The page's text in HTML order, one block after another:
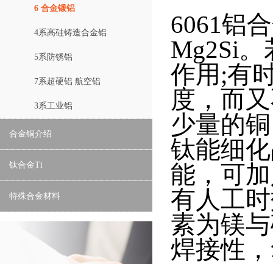
6 合金锻铝
4系高硅铸造合金铝
5系防锈铝
7系超硬铝 航空铝
3系工业铝
合金铜介绍
钛合金Ti
特殊合金材料
6061铝
Mg2Si
作用;有
度，而
少量的
钛能细
能，可
有人工
素为镁
焊接性